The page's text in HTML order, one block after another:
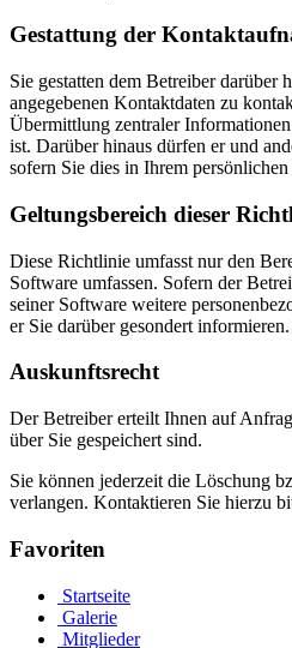
Gestattung der
Sie gestatten dem Betreiber darüber
angegebenen Kontaktdaten zu
Übermittlung zentraler
ist. Darüber hinaus dürfen er und
sofern Sie dies in Ihrem
Geltungsbereich dieser
Diese Richtlinie umfasst nur den
Software umfassen. Sofern der
seiner Software weitere
er Sie darüber gesondert informieren.
Auskunftsrecht
Der Betreiber erteilt Ihnen auf
über Sie gespeichert sind.
Sie können jederzeit die Löschung
verlangen. Kontaktieren Sie hierzu
Favoriten
Startseite
Galerie
Mitglieder